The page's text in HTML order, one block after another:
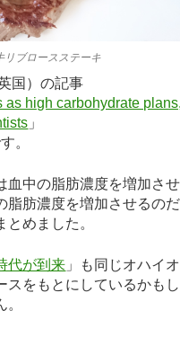
リブロースステーキ
国）の記事
as high carbohydrate
」
。
血中の脂肪濃度を増加させ
脂肪濃度を増加させるのだ
とめました。
代が到来 」も同じオハイオ
スをもとにしているかもし
。